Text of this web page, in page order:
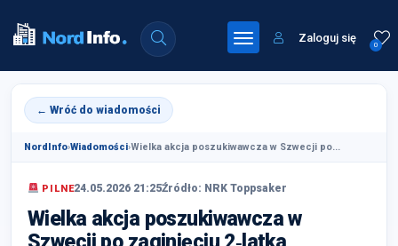
0
Zaloguj się
← Wróć do wiadomości
NordInfo›Wiadomości›Wielka akcja poszukiwawcza w Szwecji po...
PILNE24.05.2026 21:25Źródło: NRK Toppsaker
Wielka akcja poszukiwawcza w